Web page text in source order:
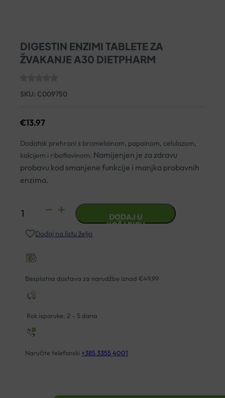
DIGESTIN ENZIMI TABLETE ZA
ŽVAKANJE A30 DIETPHARM
SKU: C009750
€13.97
Dodatak prehrani s bromelainom, papainom, celulazom,
kalcijem i riboflavinom. Namijenjen je za zdravu
probavu kod smanjene funkcije i manjka probavnih
enzima.
DIGESTIN
TABLETE
ŽVAKANJE
A30
količina
DODAJ U
KOŠARICU
Dodaj na listu želja
Besplatna dostava za narudžbe iznad €49,99
Rok isporuke: 2 – 5 dana
Naručite telefonski +385 3355 4001